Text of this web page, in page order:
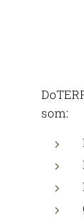
som: